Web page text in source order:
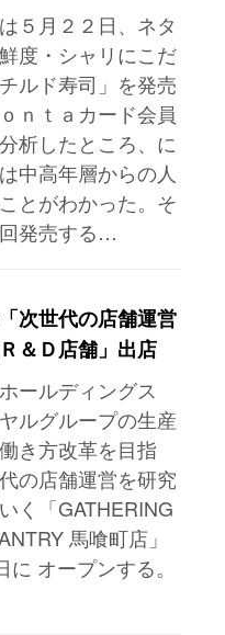
５月２２日、ネタ
度・シャリにこだ
ルド寿司」を発売
ｎｔａカード会員
析したところ、に
中高年層からの人
とがわかった。そ
発売する…
次世代の店舗運営
＆Ｄ店舗」出店
ールディングス
ルグループの生産
き方改革を目指
の店舗運営を研究
く「GATHERING
馬喰町店」
に オープンする。